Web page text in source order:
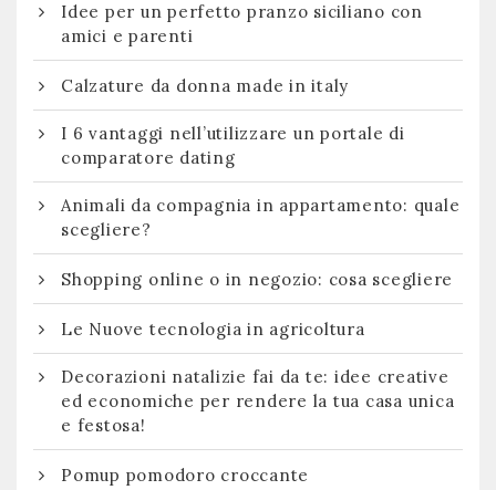
Idee per un perfetto pranzo siciliano con
amici e parenti
Calzature da donna made in italy
I 6 vantaggi nell’utilizzare un portale di
comparatore dating
Animali da compagnia in appartamento: quale
scegliere?
Shopping online o in negozio: cosa scegliere
Le Nuove tecnologia in agricoltura
Decorazioni natalizie fai da te: idee creative
ed economiche per rendere la tua casa unica
e festosa!
Pomup pomodoro croccante